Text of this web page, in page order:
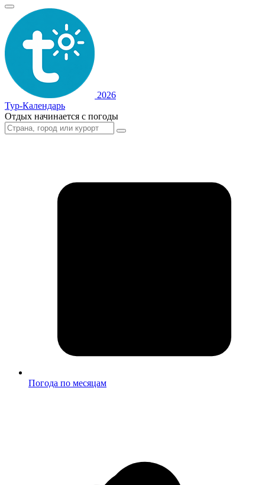
2026
Тур-Календарь
Отдых начинается с погоды
Погода по месяцам